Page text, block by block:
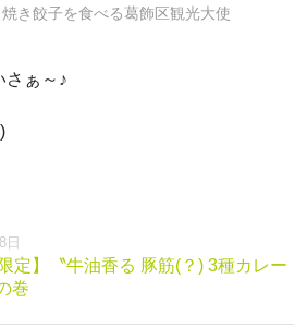
き餃子を食べる葛飾区観光大使
さぁ～♪
日
定】〝牛油香る 豚筋(？) 3種カレー
巻